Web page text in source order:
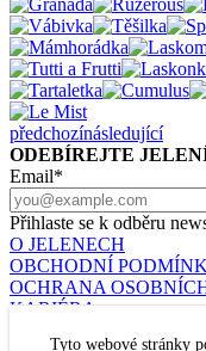
předchozínásledující
ODEBÍREJTE
Email*
Přihlaste se k odběru
O JELENECH
OBCHODNÍ
OCHRANA
KARIÉRA
Tyto webové stránky